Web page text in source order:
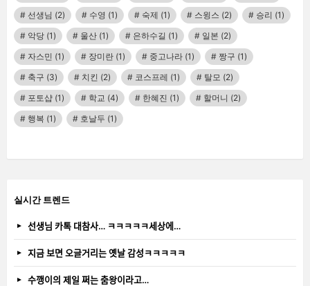
선생님 (2) 수영 (1) 숙제 (1) 스윙스 (2) 승리 (1)
악당 (1) 울산 (1) 은하수길 (1) 일본 (2)
자스민 (1) 장미란 (1) 중고나라 (1) 짱구 (1)
축구 (3) 치킨 (2) 코스프레 (1) 탈모 (2)
포토샵 (1) 학교 (4) 한혜진 (1) 할머니 (2)
행복 (1) 호날두 (1)
실시간 트렌드
선생님 카톡 대참사… ㅋㅋㅋㅋㅋ세상에…
지금 보면 오글거리는 옛날 감성ㅋㅋㅋㅋㅋ
수깽이의 제일 쩌는 춤왕이라고…